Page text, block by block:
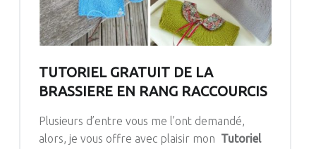
TUTORIEL GRATUIT DE LA
BRASSIERE EN RANG RACCOURCIS
Plusieurs d’entre vous me l’ont demandé,
alors, je vous offre avec plaisir mon Tutoriel